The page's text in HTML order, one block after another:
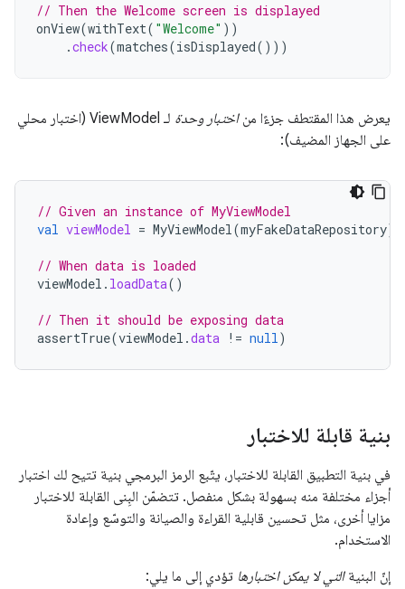
// Then the Welcome screen is displayed
onView(withText( "Welcome" ))
.check(matches(isDisplayed()))
يعرض هذا المقتطف جزءًا مناختبار وحدة
لـ ViewModel (اختبار محلي
على الجهاز المضيف):
// Given an instance of MyViewModel
val viewModel = MyViewModel (myFakeDataRepository)
// When data is loaded
viewModel . loadData()
// Then it should be exposing data
assertTrue(viewModel .data != null )
بنية قابلة للاختبار
في بنية التطبيق القابلة للاختبار، يتّبع الرمز البرمجي بنية تتيح لك اختبار
أجزاء مختلفة منه بسهولة بشكل منفصل. تتضمّن البِنى القابلة للاختبار
مزايا أخرى، مثل تحسين قابلية القراءة والصيانة والتوسّع وإعادة
الاستخدام.
إنّ البنيةالتي لا يمكن اختبارها تؤدي إلى ما يلي: